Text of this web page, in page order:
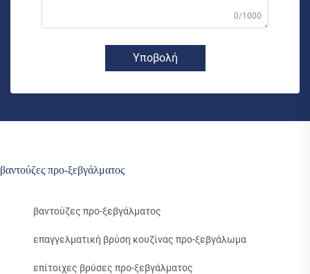
0/1000
Υποβολή
βαντούζες προ-ξεβγάλματος
βαντούζες προ-ξεβγάλματος
επαγγελματική βρύση κουζίνας προ-ξεβγάλωμα
επίτοιχες βρύσες προ-ξεβγάλματος